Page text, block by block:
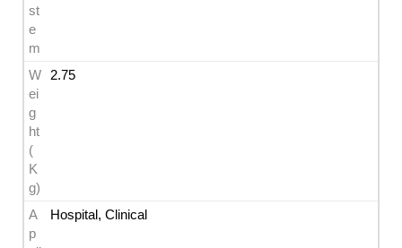
st
e
m
W
ei
g
ht
(
K
g)
2.75
A
p
Hospital, Clinical